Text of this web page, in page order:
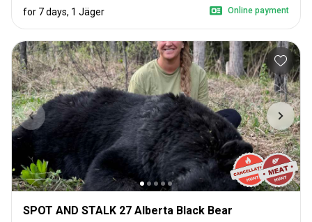
for 7 days, 1 Jäger Online payment
SPOT AND STALK 27 Alberta Black Bear